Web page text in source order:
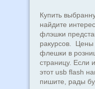
Купить
найдите
флэшки
ракурсов.
флешки в
страницу. Если
этот usb flash
пишите, рады